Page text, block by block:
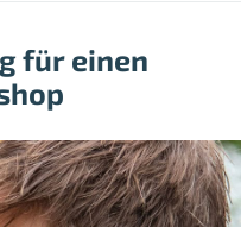
für einen